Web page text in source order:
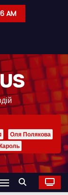
AM
Оля Полякова